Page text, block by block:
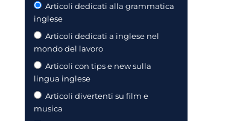
Articoli dedicati alla grammatica
inglese
Articoli dedicati a inglese nel
mondo del lavoro
Articoli con tips e new sulla
lingua inglese
Articoli divertenti su film e
musica